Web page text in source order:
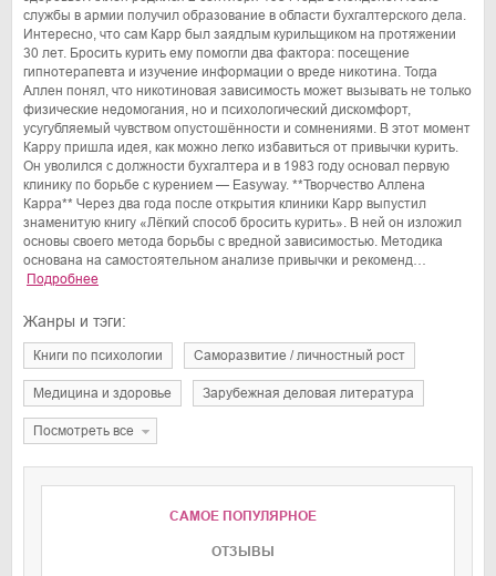
службы в армии получил образование в области бухгалтерского дела.
Интересно, что сам Карр был заядлым курильщиком на протяжении
30 лет. Бросить курить ему помогли два фактора: посещение
гипнотерапевта и изучение информации о вреде никотина. Тогда
Аллен понял, что никотиновая зависимость может вызывать не только
физические недомогания, но и психологический дискомфорт,
усугубляемый чувством опустошённости и сомнениями. В этот момент
Карру пришла идея, как можно легко избавиться от привычки курить.
Он уволился с должности бухгалтера и в 1983 году основал первую
клинику по борьбе с курением — Easyway. **Творчество Аллена
Карра** Через два года после открытия клиники Карр выпустил
знаменитую книгу «Лёгкий способ бросить курить». В ней он изложил
основы своего метода борьбы с вредной зависимостью. Методика
основана на самостоятельном анализе привычки и рекоменд…
Подробнее
Жанры и тэги:
книги по психологии саморазвитие / личностный рост
медицина и здоровье зарубежная деловая литература
Посмотреть все
САМОЕ ПОПУЛЯРНОЕ
ОТЗЫВЫ